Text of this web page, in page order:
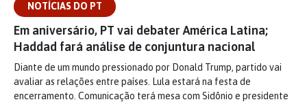
NOTÍCIAS DO PT
Em aniversário, PT vai debater América Latina;
Haddad fará análise de conjuntura nacional
Diante de um mundo pressionado por Donald Trump, partido vai
avaliar as relações entre países. Lula estará na festa de
encerramento. Comunicação terá mesa com Sidônio e presidente